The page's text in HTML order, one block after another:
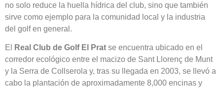
no solo reduce la huella hídrica del club, sino que también
sirve como ejemplo para la comunidad local y la industria
del golf en general.
El Real Club de Golf El Prat se encuentra ubicado en el
corredor ecológico entre el macizo de Sant Llorenç de Munt
y la Serra de Collserola y, tras su llegada en 2003, se llevó a
cabo la plantación de aproximadamente 8,000 encinas y